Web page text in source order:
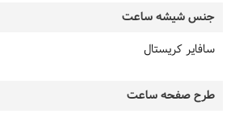
جنس شیشه ساعت
سافایر کریستال
طرح صفحه ساعت